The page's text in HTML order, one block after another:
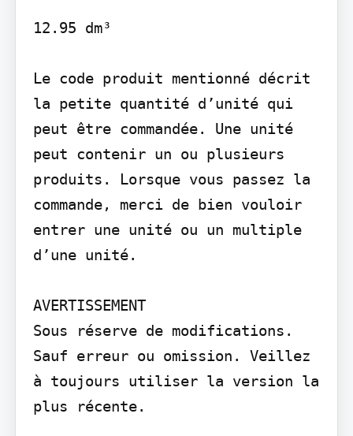
12.95 dm³
Le code produit mentionné décrit
la petite quantité d’unité qui
peut être commandée. Une unité
peut contenir un ou plusieurs
produits. Lorsque vous passez la
commande, merci de bien vouloir
entrer une unité ou un multiple
d’une unité.
AVERTISSEMENT
Sous réserve de modifications.
Sauf erreur ou omission. Veillez
à toujours utiliser la version la
plus récente.